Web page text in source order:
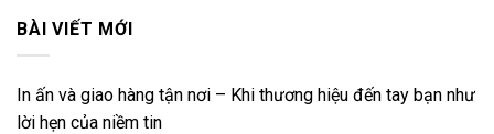
BÀI VIẾT MỚI
In ấn và giao hàng tận nơi – Khi thương hiệu đến tay bạn như
lời hẹn của niềm tin